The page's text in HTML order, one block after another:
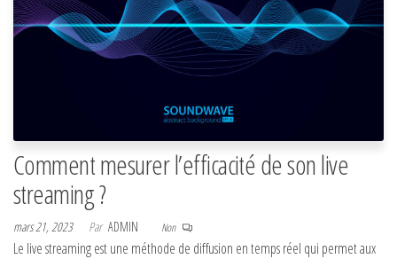
Comment mesurer l’efficacité de son live
streaming ?
mars 21, 2023 Par ADMIN Non
Le live streaming est une méthode de diffusion en temps réel qui permet aux